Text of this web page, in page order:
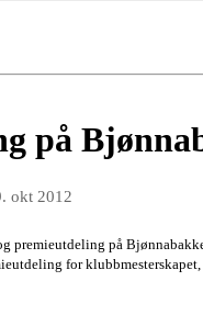
på
okt 2012
premieutdeling på
for